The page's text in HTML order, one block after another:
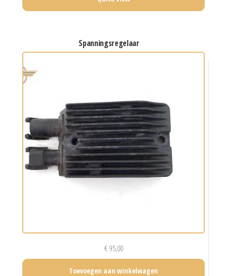
spanningsregelaar
€95,00
Toevoegen aan winkelwagen